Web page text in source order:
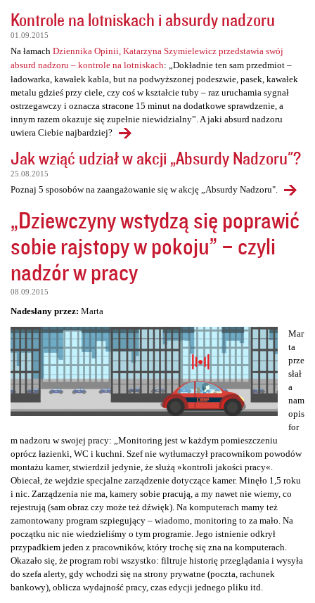
Kontrole na lotniskach i absurdy nadzoru
01.09.2015
Na łamach Dziennika Opinii, Katarzyna Szymielewicz przedstawia swój
absurd nadzoru – kontrole na lotniskach: „Dokładnie ten sam przedmiot –
ładowarka, kawałek kabla, but na podwyższonej podeszwie, pasek, kawałek
metalu gdzieś przy ciele, czy coś w kształcie tuby – raz uruchamia sygnał
ostrzegawczy i oznacza stracone 15 minut na dodatkowe sprawdzenie, a
innym razem okazuje się zupełnie niewidzialny”. A jaki absurd nadzoru
uwiera Ciebie najbardziej?
Jak wziąć udział w akcji „Absurdy Nadzoru"?
25.08.2015
Poznaj 5 sposobów na zaangażowanie się w akcję „Absurdy Nadzoru".
„Dziewczyny wstydzą się poprawić
sobie rajstopy w pokoju” – czyli
nadzór w pracy
08.09.2015
Nadesłany przez: Marta
Mar
ta
prze
słał
a
nam
opis
for
m nadzoru w swojej pracy: „Monitoring jest w każdym pomieszczeniu
oprócz łazienki, WC i kuchni. Szef nie wytłumaczył pracownikom powodów
montażu kamer, stwierdził jedynie, że służą »kontroli jakości pracy«.
Obiecał, że wejdzie specjalne zarządzenie dotyczące kamer. Minęło 1,5 roku
i nic. Zarządzenia nie ma, kamery sobie pracują, a my nawet nie wiemy, co
rejestrują (sam obraz czy może też dźwięk). Na komputerach mamy też
zamontowany program szpiegujący – wiadomo, monitoring to za mało. Na
początku nic nie wiedzieliśmy o tym programie. Jego istnienie odkrył
przypadkiem jeden z pracowników, który trochę się zna na komputerach.
Okazało się, że program robi wszystko: filtruje historię przeglądania i wysyła
do szefa alerty, gdy wchodzi się na strony prywatne (poczta, rachunek
bankowy), oblicza wydajność pracy, czas edycji jednego pliku itd.